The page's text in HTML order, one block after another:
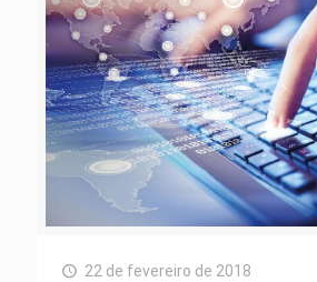
22 de fevereiro de 2018